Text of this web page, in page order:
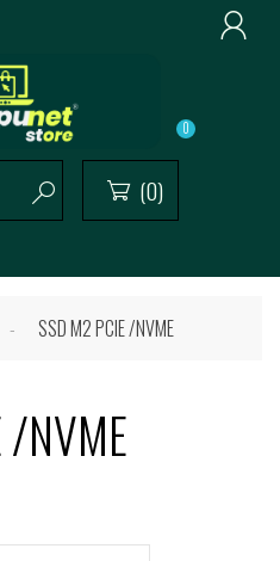

  (0)
0
SSD M2 PCIE /NVME
/NVME